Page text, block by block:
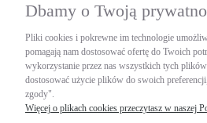
124,52 zł
zawiera 23% VAT, bez
DO
Dbamy o Twoją
Pliki cookies i pokrewne im technologie
pomagają nam dostosować ofertę do Twoich
wykorzystanie przez nas wszystkich tych
dostosować użycie plików do swoich
zgody".
Więcej o plikach cookies przeczytasz w naszej